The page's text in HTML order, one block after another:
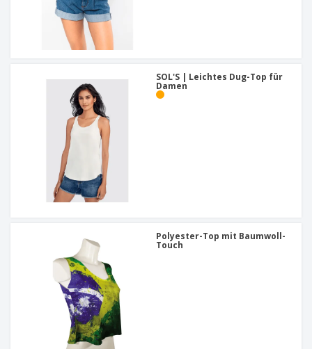
SOL'S | Leichtes Dug-Top für
Damen
Polyester-Top mit Baumwoll-
Touch